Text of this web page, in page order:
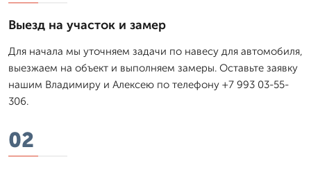
Выезд на участок и замер
Для начала мы уточняем задачи по навесу для автомобиля,
выезжаем на объект и выполняем замеры. Оставьте заявку
нашим Владимиру и Алексею по телефону +7 993 03-55-
306.
02